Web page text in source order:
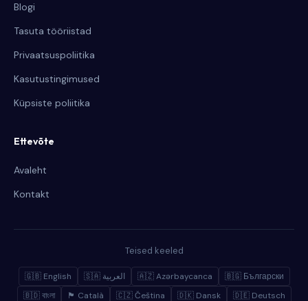
Blogi
Tasuta tööriistad
Privaatsuspoliitika
Kasutustingimused
Küpsiste poliitika
Ettevõte
Avaleht
Kontakt
Teised keeled
🇬🇧 English 🇸🇦 العربية 🇦🇿 Azərbaycanca
🇧🇬 Български
🇧🇩 বাংলা
🏴 Català 🇨🇿 Čeština 🇩🇰 Dansk
🇩🇪 Deutsch